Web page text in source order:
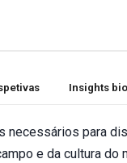
Insights
necessários para
e da cultura do